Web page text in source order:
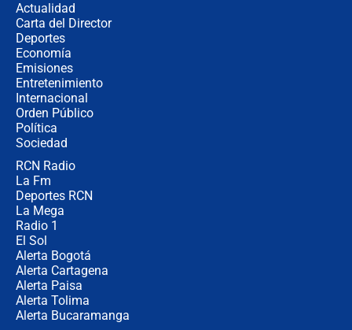
Actualidad
Carta del Director
Deportes
Economía
Emisiones
Entretenimiento
Internacional
Orden Público
Política
Sociedad
RCN Radio
La Fm
Deportes RCN
La Mega
Radio 1
El Sol
Alerta Bogotá
Alerta Cartagena
Alerta Paisa
Alerta Tolima
Alerta Bucaramanga